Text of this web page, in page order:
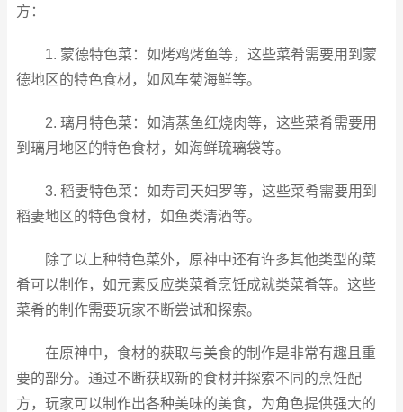
方：
1. 蒙德特色菜：如烤鸡烤鱼等，这些菜肴需要用到蒙
德地区的特色食材，如风车菊海鲜等。
2. 璃月特色菜：如清蒸鱼红烧肉等，这些菜肴需要用
到璃月地区的特色食材，如海鲜琉璃袋等。
3. 稻妻特色菜：如寿司天妇罗等，这些菜肴需要用到
稻妻地区的特色食材，如鱼类清酒等。
除了以上种特色菜外，原神中还有许多其他类型的菜
肴可以制作，如元素反应类菜肴烹饪成就类菜肴等。这些
菜肴的制作需要玩家不断尝试和探索。
在原神中，食材的获取与美食的制作是非常有趣且重
要的部分。通过不断获取新的食材并探索不同的烹饪配
方，玩家可以制作出各种美味的美食，为角色提供强大的